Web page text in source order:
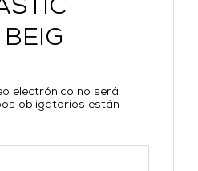
electrónico no será
obligatorios están